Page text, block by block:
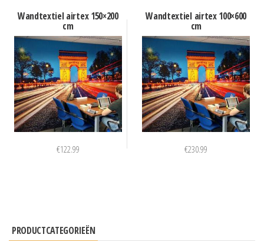
Wandtextiel airtex 150×200
cm
€122.99
Wandtextiel airtex 100×600
cm
€230.99
PRODUCTCATEGORIEËN